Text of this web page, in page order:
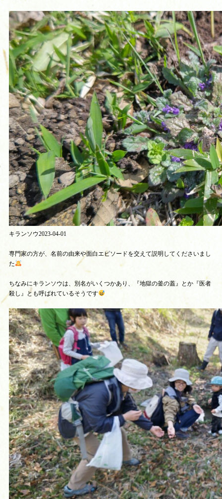
キランソウ2023-04-01
専門家の方が、名前の由来や面白エピソードを交えて説明してくださいまし
た
ちなみにキランソウは、別名がいくつかあり、『地獄の釜の蓋』とか『医者
殺し』とも呼ばれているそうです